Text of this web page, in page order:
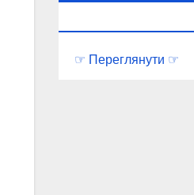
☞ Переглянути ☞